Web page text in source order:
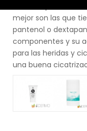
mejor son las que
pantenol o
componentes y su
para las heridas y
una buena